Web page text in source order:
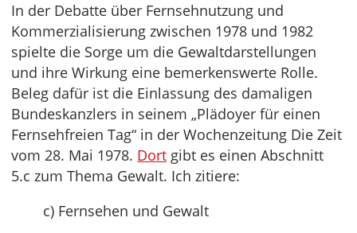
In der Debatte über Fernsehnutzung und
Kommerzialisierung zwischen 1978 und 1982
spielte die Sorge um die Gewaltdarstellungen
und ihre Wirkung eine bemerkenswerte Rolle.
Beleg dafür ist die Einlassung des damaligen
Bundeskanzlers in seinem „Plädoyer für einen
Fernsehfreien Tag“ in der Wochenzeitung Die Zeit
vom 28. Mai 1978. Dort gibt es einen Abschnitt
5.c zum Thema Gewalt. Ich zitiere:
c) Fernsehen und Gewalt